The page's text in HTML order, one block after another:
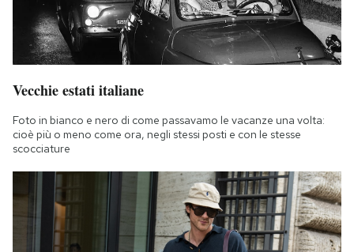
Vecchie estati italiane
Foto in bianco e nero di come passavamo le vacanze una volta:
cioè più o meno come ora, negli stessi posti e con le stesse
scocciature